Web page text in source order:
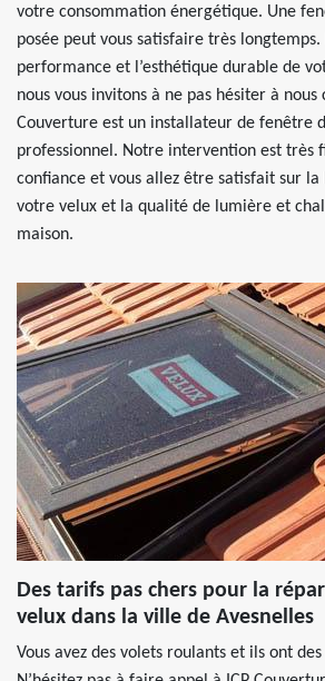
votre consommation énergétique. Une
posée peut vous satisfaire très
performance et l’esthétique durable de
nous vous invitons à ne pas hésiter à nous
Couverture est un installateur de fenêtre
professionnel. Notre intervention est très
confiance et vous allez être satisfait sur la
votre velux et la qualité de lumière et
maison.
Des tarifs pas chers pour la
velux dans la ville de Avesnelles
Vous avez des volets roulants et ils ont